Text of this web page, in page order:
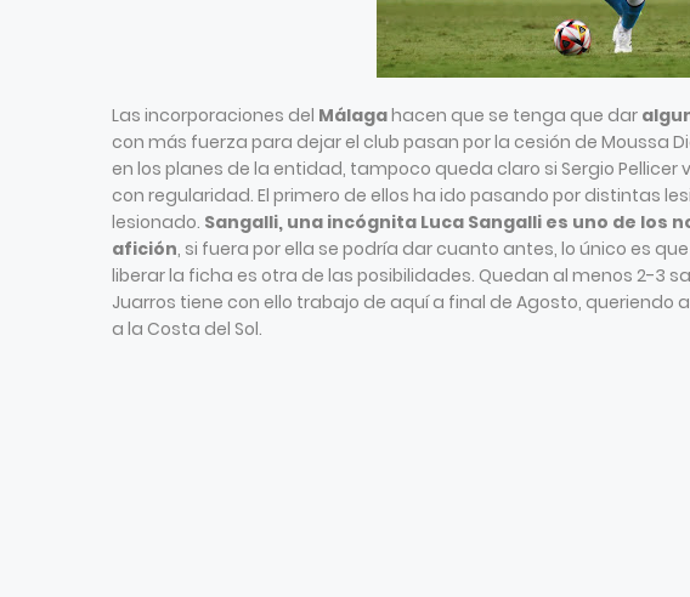
Las incorporaciones del Málagahacen que se tenga que dar
con más fuerza para dejar el club pasan por la cesión de Moussa
en los planes de la entidad, tampoco queda claro si Sergio
con regularidad. El primero de ellos ha ido pasando por distintas
lesionado. Sangalli, una incógnita Luca Sangalli es uno de los
afición, si fuera por ella se podría dar cuanto antes, lo único es
liberar la ficha es otra de las posibilidades. Quedan al menos 2-3
Juarros tiene con ello trabajo de aquí a final de Agosto, queriendo
a la Costa del Sol.